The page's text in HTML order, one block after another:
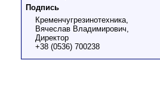
Подпись
Кременчугрезинотехника,
Вячеслав Владимирович,
Директор
+38 (0536) 700238